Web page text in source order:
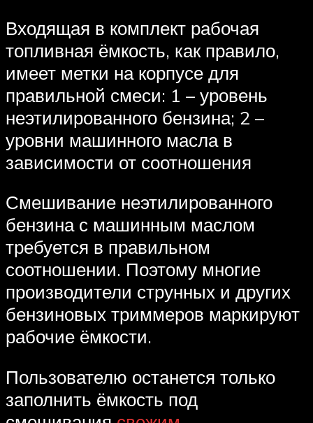
Входящая в комплект рабочая
топливная ёмкость, как правило,
имеет метки на корпусе для
правильной смеси: 1 – уровень
неэтилированного бензина; 2 –
уровни машинного масла в
зависимости от соотношения
Смешивание неэтилированного
бензина с машинным маслом
требуется в правильном
соотношении. Поэтому многие
производители струнных и других
бензиновых триммеров маркируют
рабочие ёмкости.
Пользователю останется только
заполнить ёмкость под